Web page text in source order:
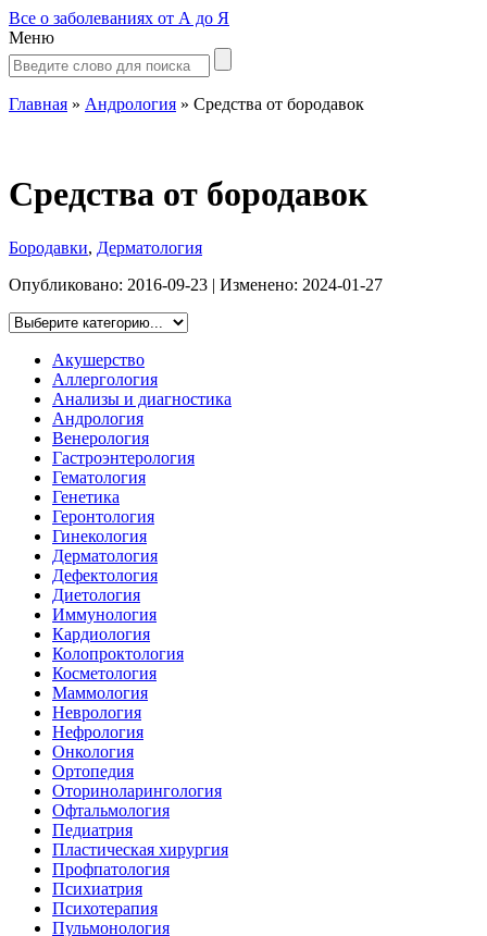
Все о заболеваниях от А до Я
Меню
Главная » Андрология » Средства от бородавок
Средства от бородавок
Бородавки, Дерматология
Опубликовано: 2016-09-23 | Изменено: 2024-01-27
Акушерство
Аллергология
Анализы и диагностика
Андрология
Венерология
Гастроэнтерология
Гематология
Генетика
Геронтология
Гинекология
Дерматология
Дефектология
Диетология
Иммунология
Кардиология
Колопроктология
Косметология
Маммология
Неврология
Нефрология
Онкология
Ортопедия
Оториноларингология
Офтальмология
Педиатрия
Пластическая хирургия
Профпатология
Психиатрия
Психотерапия
Пульмонология